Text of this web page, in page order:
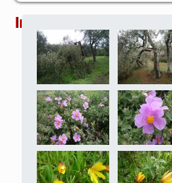
Imágenes